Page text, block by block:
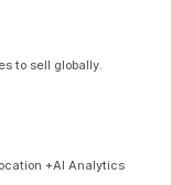
to sell globally.
+AI Analytics